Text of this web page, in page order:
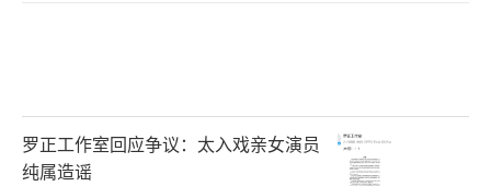
罗正工作室回应争议：太入戏亲女演员
纯属造谣